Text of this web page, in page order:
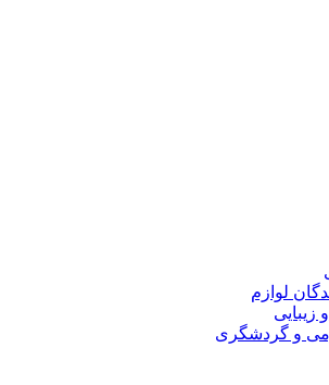
لوازم
زیبایی
و گردشگری